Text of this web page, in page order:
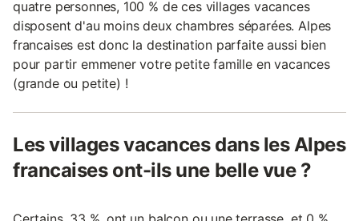
quatre personnes, 100 % de ces villages vacances
disposent d'au moins deux chambres séparées. Alpes
francaises est donc la destination parfaite aussi bien
pour partir emmener votre petite famille en vacances
(grande ou petite) !
Les villages vacances dans les Alpes
francaises ont-ils une belle vue ?